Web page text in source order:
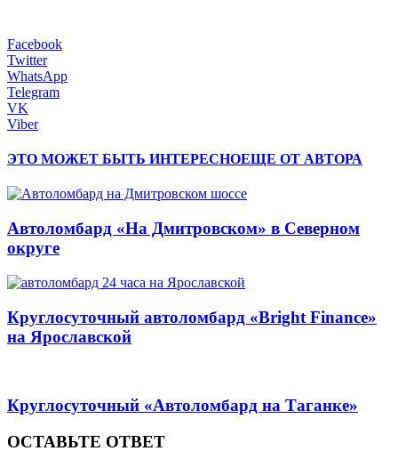
Facebook
Twitter
WhatsApp
Telegram
VK
Viber
ЭТО МОЖЕТ БЫТЬ ИНТЕРЕСНОЕЩЕ ОТ АВТОРА
Автоломбард «На Дмитровском» в Северном
округе
Круглосуточный автоломбард «Bright Finance»
на Ярославской
Круглосуточный «Автоломбард на Таганке»
ОСТАВЬТЕ ОТВЕТ